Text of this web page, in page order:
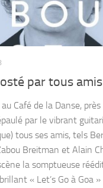
par tous amis
Café de la Danse,
par le vibrant
tous ses amis, tels
Breitman et Alain
la somptueuse
« Let’s Go à Goa